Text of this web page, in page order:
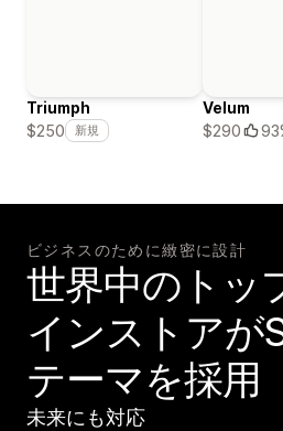
Triumph
$250
新規
Velum
$290
ビジネスのために緻密に設計
世界中のトッ
インストアが
テーマを採用
未来にも対応